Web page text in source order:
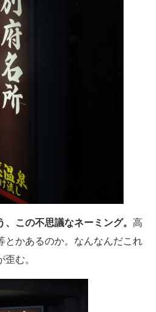
この不思議なネーミング。 高
とかあるのか。なんなんだこれ
む。